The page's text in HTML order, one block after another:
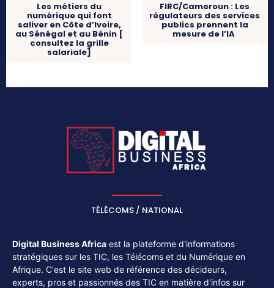
Les métiers du
numérique qui font
saliver en Côte d’Ivoire,
au Sénégal et au Bénin [
consultez la grille
salariale]
FIRC/Cameroun : Les
régulateurs des services
publics prennent la
mesure de l’IA
TÉLÉCOMS / NATIONAL
Digital Business Africa est la plateforme d'informations
stratégiques sur les TIC, les Télécoms et du Numérique en
Afrique. C'est le site web de référence des décideurs,
experts, pros et passionnés des TIC en matière d'infos sur